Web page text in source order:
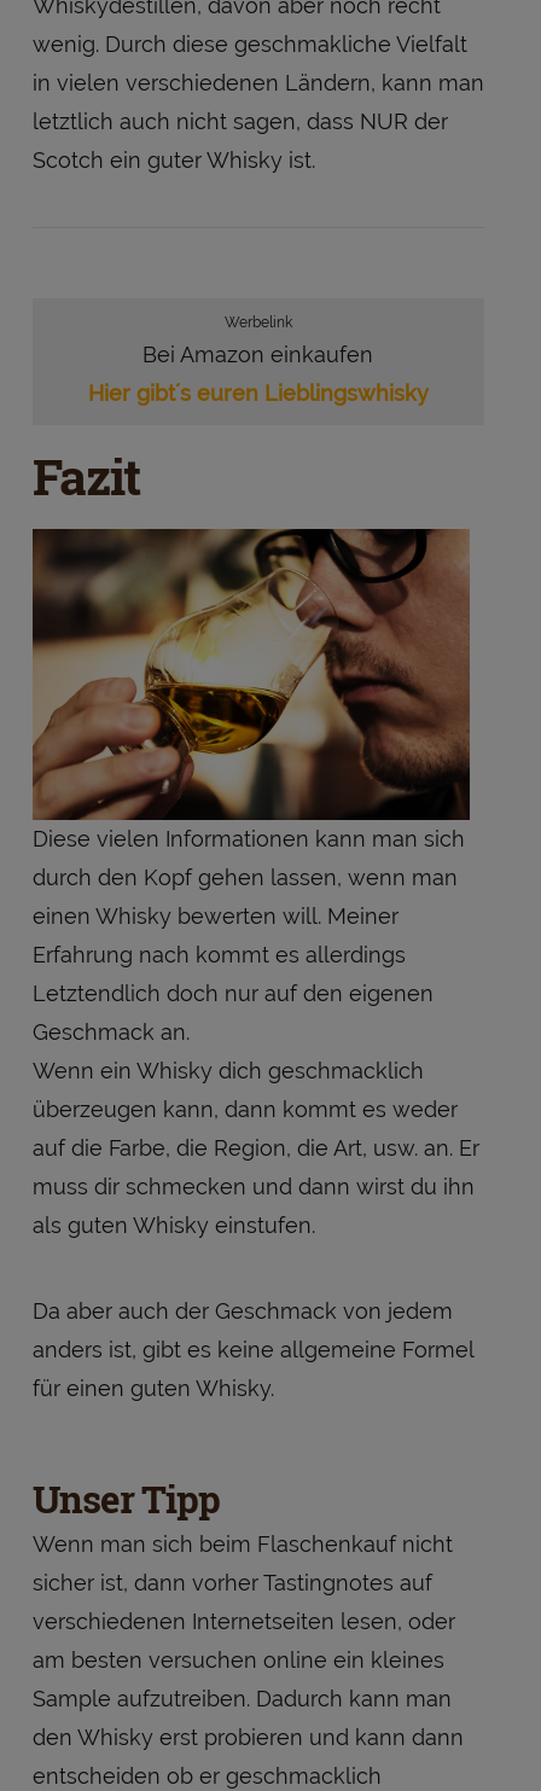
Whiskydestillen, davon aber noch recht
wenig. Durch diese geschmakliche Vielfalt
in vielen verschiedenen Ländern, kann man
letztlich auch nicht sagen, dass NUR der
Scotch ein guter Whisky ist.
Werbelink
Bei Amazon einkaufen
Hier gibt´s euren Lieblingswhisky
Fazit
Diese vielen Informationen kann man sich
durch den Kopf gehen lassen, wenn man
einen Whisky bewerten will. Meiner
Erfahrung nach kommt es allerdings
Letztendlich doch nur auf den eigenen
Geschmack an.
Wenn ein Whisky dich geschmacklich
überzeugen kann, dann kommt es weder
auf die Farbe, die Region, die Art, usw. an. Er
muss dir schmecken und dann wirst du ihn
als guten Whisky einstufen.
Da aber auch der Geschmack von jedem
anders ist, gibt es keine allgemeine Formel
für einen guten Whisky.
Unser Tipp
Wenn man sich beim Flaschenkauf nicht
sicher ist, dann vorher Tastingnotes auf
verschiedenen Internetseiten lesen, oder
am besten versuchen online ein kleines
Sample aufzutreiben. Dadurch kann man
den Whisky erst probieren und kann dann
entscheiden ob er geschmacklich